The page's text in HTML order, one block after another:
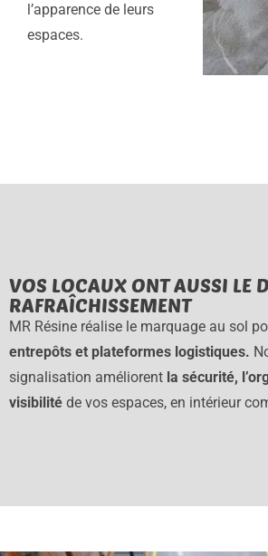
l’apparence de leurs
espaces.
VOS LOCAUX ONT AUSSI LE
RAFRAÎCHISSEMENT
MR Résine réalise le marquage au sol
entrepôts et plateformes logistiques.
signalisation améliorent la sécurité,
visibilité de vos espaces, en intérieur